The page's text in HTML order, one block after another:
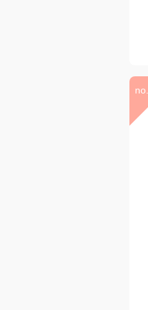
no.